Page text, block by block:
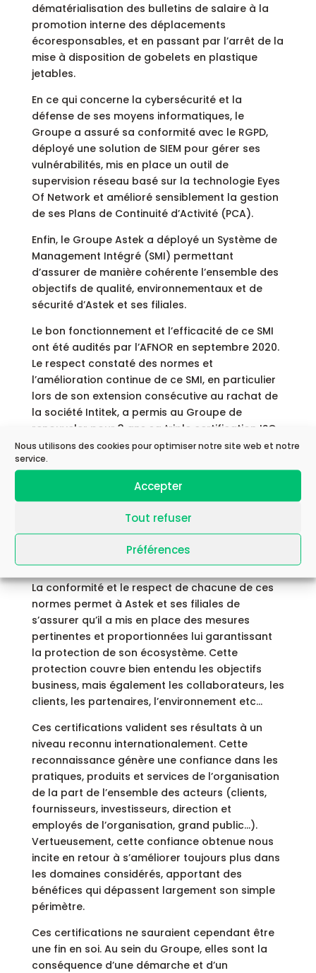
Nous utilisons des cookies pour optimiser notre site web et notre
service.
Accepter
Tout refuser
Préférences
dématérialisation des bulletins de salaire à la
promotion interne des déplacements
écoresponsables, et en passant par l’arrêt de la
mise à disposition de gobelets en plastique
jetables.
En ce qui concerne la cybersécurité et la
défense de ses moyens informatiques, le
Groupe a assuré sa conformité avec le RGPD,
déployé une solution de SIEM pour gérer ses
vulnérabilités, mis en place un outil de
supervision réseau basé sur la technologie Eyes
Of Network et amélioré sensiblement la gestion
de ses Plans de Continuité d’Activité (PCA).
Enfin, le Groupe Astek a déployé un Système de
Management Intégré (SMI) permettant
d’assurer de manière cohérente l’ensemble des
objectifs de qualité, environnementaux et de
sécurité d’Astek et ses filiales.
Le bon fonctionnement et l’efficacité de ce SMI
ont été audités par l’AFNOR en septembre 2020.
Le respect constaté des normes et
l’amélioration continue de ce SMI, en particulier
lors de son extension consécutive au rachat de
la société Intitek, a permis au Groupe de
renouveler pour 3 ans sa triple certification ISO
9001, 14001 et 27001.
Focus sur les certifications
l’Organisation internationale de normalisation
(ISO), regroupant 164 pays.
La conformité et le respect de chacune de ces
normes permet à Astek et ses filiales de
s’assurer qu’il a mis en place des mesures
pertinentes et proportionnées lui garantissant
la protection de son écosystème. Cette
protection couvre bien entendu les objectifs
business, mais également les collaborateurs, les
clients, les partenaires, l’environnement etc…
Ces certifications valident ses résultats à un
niveau reconnu internationalement. Cette
reconnaissance génère une confiance dans les
pratiques, produits et services de l’organisation
de la part de l’ensemble des acteurs (clients,
fournisseurs, investisseurs, direction et
employés de l’organisation, grand public…).
Vertueusement, cette confiance obtenue nous
incite en retour à s’améliorer toujours plus dans
les domaines considérés, apportant des
bénéfices qui dépassent largement son simple
périmètre.
Ces certifications ne sauraient cependant être
une fin en soi. Au sein du Groupe, elles sont la
conséquence d’une démarche et d’un